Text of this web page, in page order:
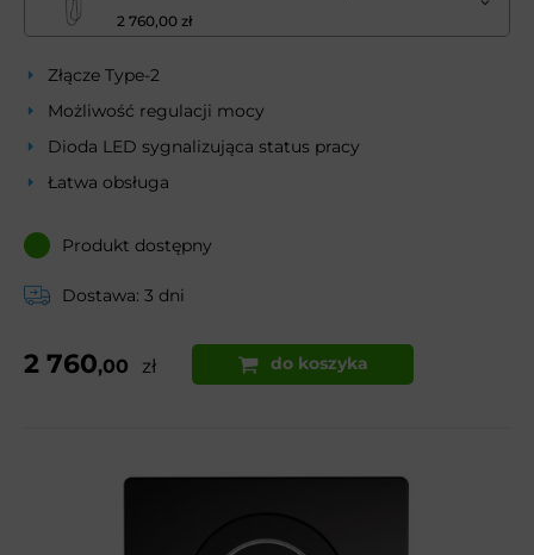
2 760,00 zł
Złącze Type-2
Możliwość regulacji mocy
Dioda LED sygnalizująca status pracy
Łatwa obsługa
Produkt dostępny
Dostawa: 3 dni
2 760,00 zł do koszyka